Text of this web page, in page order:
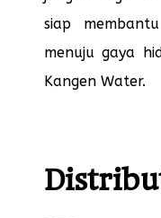
siap
menuju gaya
Kangen Water.